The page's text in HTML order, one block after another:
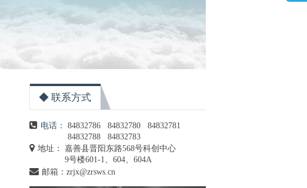
◆ 联系方式
电话：
84832786 84832780 84832781
84832788 84832783
地址： 嘉善县晋阳东路568号科创中心
9号楼601-1、604、604A
邮箱：zrjx@zrsws.cn